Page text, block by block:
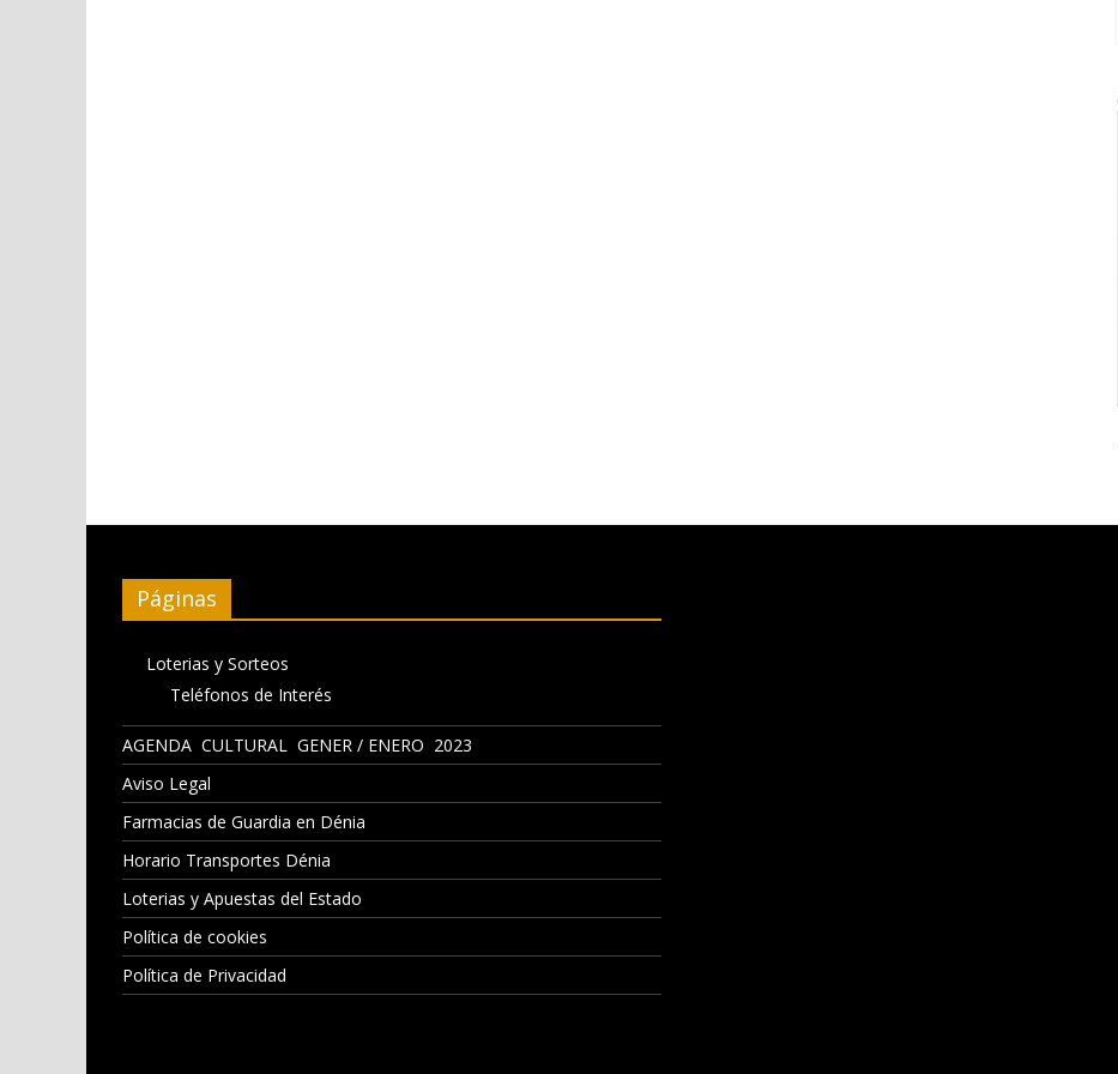
Páginas
Loterias y Sorteos
Teléfonos de Interés
AGENDA CULTURAL GENER / ENERO 2023
Aviso Legal
Farmacias de Guardia en Dénia
Horario Transportes Dénia
Loterias y Apuestas del Estado
Política de cookies
Política de Privacidad